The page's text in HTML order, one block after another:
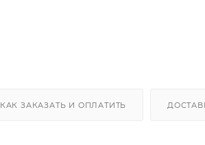
КАК ЗАКАЗАТЬ И ОПЛАТИТЬ